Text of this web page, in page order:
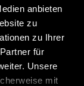
anbieten
zu
zu Ihrer
für
Unsere
mit
x 1.65